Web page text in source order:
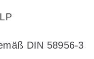
DIN 58956-3